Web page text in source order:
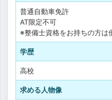
普通自動車免許
AT限定不可
※整備士資格をお持ちの方は
学歴
高校
求める人物像